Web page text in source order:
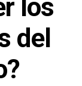
los
del